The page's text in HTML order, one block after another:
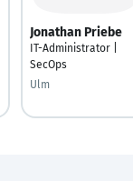
Jonathan Priebe
IT-Administrator |
SecOps
Ulm